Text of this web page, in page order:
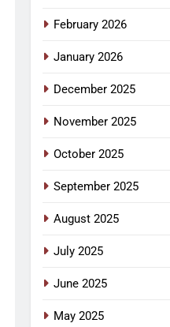
February 2026
January 2026
December 2025
November 2025
October 2025
September 2025
August 2025
July 2025
June 2025
May 2025